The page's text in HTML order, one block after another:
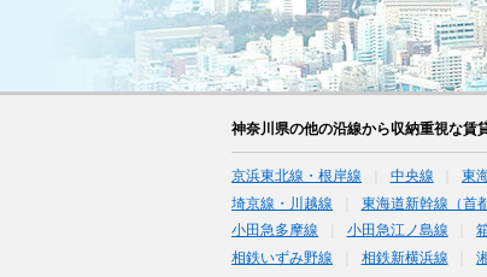
神奈川県の他の沿線から収納重視な賃
京浜東北線・根岸線 中央線 東
埼京線・川越線
東海道新幹線（首
小田急多摩線
小田急江ノ島線
相鉄いずみ野線
相鉄新横浜線